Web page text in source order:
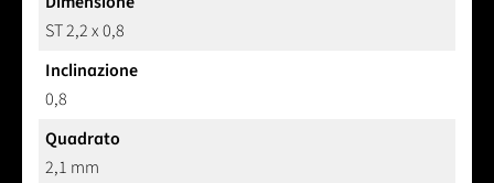
ST 2,2 x 0,8
Inclinazione
0,8
Quadrato
2,1 mm